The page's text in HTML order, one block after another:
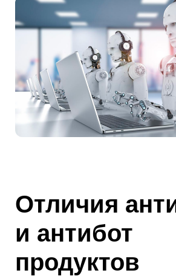
Отличия
и антибот
продуктов